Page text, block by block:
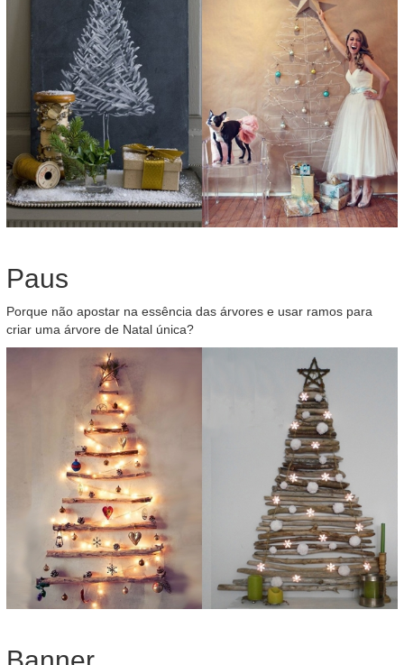
Paus
Porque não apostar na essência das árvores e usar ramos para
criar uma árvore de Natal única?